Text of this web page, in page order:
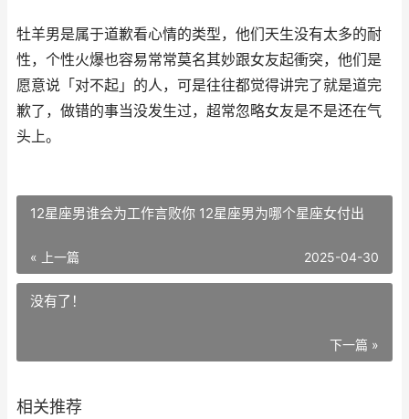
牡羊男是属于道歉看心情的类型，他们天生没有太多的耐
性，个性火爆也容易常常莫名其妙跟女友起衝突，他们是
愿意说「对不起」的人，可是往往都觉得讲完了就是道完
歉了，做错的事当没发生过，超常忽略女友是不是还在气
头上。
12星座男谁会为工作言败你 12星座男为哪个星座女付出
« 上一篇 2025-04-30
没有了！
下一篇 »
相关推荐